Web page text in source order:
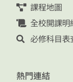
課程地圖
全校開課明
必修科目表
熱門連結